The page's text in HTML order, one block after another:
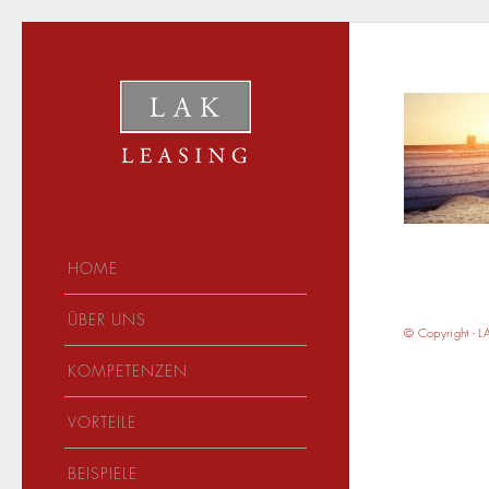
HOME
ÜBER UNS
KOMPETENZEN
VORTEILE
BEISPIELE
© Copyright -